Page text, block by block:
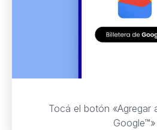
Tocá el botón «Agregar
Google™»